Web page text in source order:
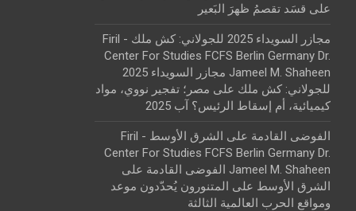
على قسَد تقصمُ ظهرَ البَعير
مجازر السويداء 2025 للجولاني: كش ملك - Firil
Center For Studies FCFS Berlin Germany Dr.
Jameel M. Shaheen مجازر السويداء 2025
للجولاني: كش ملك على مصر؛ تفجير نووي، مواد
كيميائية، أم إسقاط الرئيس؟ آب 2025
الفوضى القادمة على الشرق الأوسط - Firil
Center For Studies FCFS Berlin Germany Dr.
Jameel M. Shaheen الفوضى القادمة على
الشرق الأوسط على المتنورون يُحدّدون موعد
ومواقع الحرب العالمية الثالثة